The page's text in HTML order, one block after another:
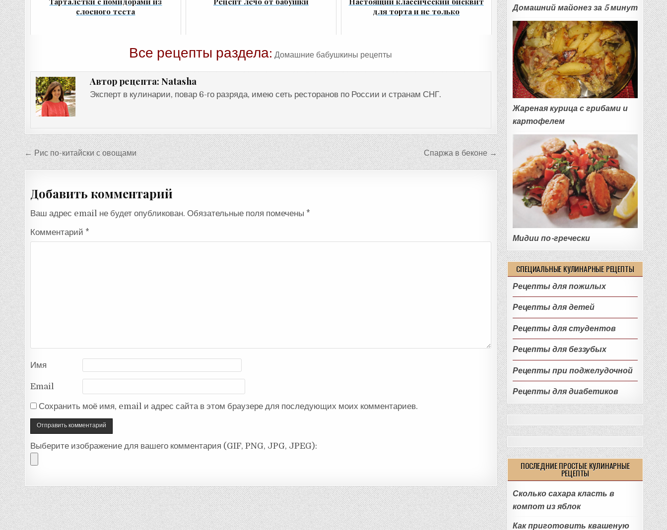
слоеного теста
для торта и не только
Все рецепты раздела: Домашние бабушкины рецепты
Автор рецепта: Natasha
Эксперт в кулинарии, повар 6-го разряда, имею сеть ресторанов по России и странам СНГ.
Навигация
по
записям
← Рис по-китайски с овощами Спаржа в беконе →
Добавить комментарий
Ваш адрес email не будет опубликован. Обязательные поля помечены *
Комментарий *
Имя
Email
Сохранить моё имя, email и адрес сайта в этом браузере для последующих моих комментариев.
Выберите изображение для вашего комментария (GIF, PNG, JPG, JPEG):
Домашний майонез за 5 минут
Жареная курица с грибами и
картофелем
Мидии по-гречески
СПЕЦИАЛЬНЫЕ КУЛИНАРНЫЕ РЕЦЕПТЫ
Рецепты для пожилых
Рецепты для детей
Рецепты для студентов
Рецепты для беззубых
Рецепты при поджелудочной
Рецепты для диабетиков
ПОСЛЕДНИЕ ПРОСТЫЕ КУЛИНАРНЫЕ
РЕЦЕПТЫ
Сколько сахара класть в
компот из яблок
Как приготовить квашеную